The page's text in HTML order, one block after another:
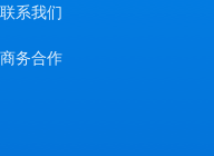
联系我们
商务合作